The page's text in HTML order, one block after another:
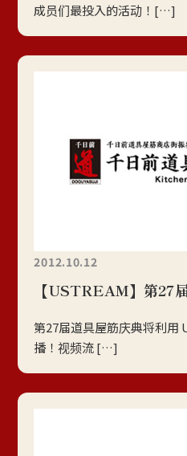
成员们最投入的活动！[…]
2012.10.12
【USTREAM】第27
第27届道具屋筋庆典将利用
播！视频流 […]